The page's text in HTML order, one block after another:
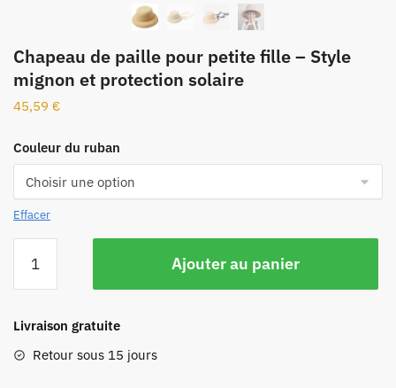
Chapeau de paille pour petite fille – Style
mignon et protection solaire
45,59 €
Couleur du ruban
Effacer
Ajouter au panier
Livraison gratuite
Retour sous 15 jours